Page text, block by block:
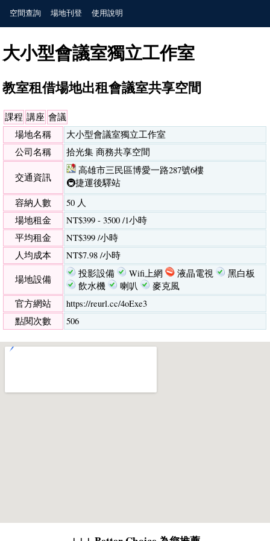
空間查詢 場地刊登 使用說明
大小型會議室獨立工作室
教室租借場地出租會議室共享空間
課程 講座 會議
場地名稱
大小型會議室獨立工作室
公司名稱
拾光集 商務共享空間
交通資訊
高雄市三民區博愛一路287號6樓
🚇捷運後驛站
容納人數
50 人
場地租金
NT$399 - 3500 /1小時
平均租金
NT$399 /小時
人均成本
NT$7.98 /小時
場地設備
投影設備 Wifi上網 液晶電視
黑白板
飲水機
喇叭
麥克風
官方網站
https://reurl.cc/4oExe3
點閱次數
506